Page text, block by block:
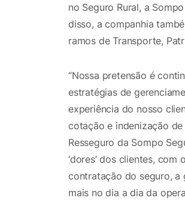
no Seguro Rural, a
disso, a companhia
ramos de Transporte,
“Nossa pretensão é
estratégias de
experiência do nosso
cotação e indenização
Resseguro da Sompo
‘dores’ dos clientes,
contratação do seguro, a
mais no dia a dia da